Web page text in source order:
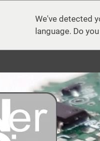
We've detected
language. Do